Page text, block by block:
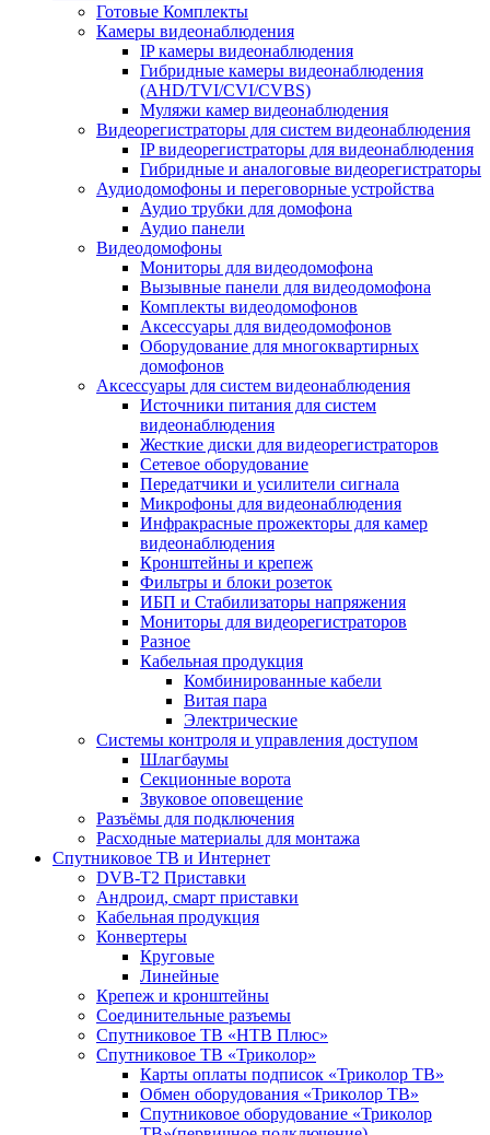
Готовые Комплекты
Камеры видеонаблюдения
IP камеры видеонаблюдения
Гибридные камеры видеонаблюдения
(AHD/TVI/CVI/CVBS)
Муляжи камер видеонаблюдения
Видеорегистраторы для систем видеонаблюдения
IP видеорегистраторы для видеонаблюдения
Гибридные и аналоговые видеорегистраторы
Аудиодомофоны и переговорные устройства
Аудио трубки для домофона
Аудио панели
Видеодомофоны
Мониторы для видеодомофона
Вызывные панели для видеодомофона
Комплекты видеодомофонов
Аксессуары для видеодомофонов
Оборудование для многоквартирных
домофонов
Аксессуары для систем видеонаблюдения
Источники питания для систем
видеонаблюдения
Жесткие диски для видеорегистраторов
Сетевое оборудование
Передатчики и усилители сигнала
Микрофоны для видеонаблюдения
Инфракрасные прожекторы для камер
видеонаблюдения
Кронштейны и крепеж
Фильтры и блоки розеток
ИБП и Стабилизаторы напряжения
Мониторы для видеорегистраторов
Разное
Кабельная продукция
Комбинированные кабели
Витая пара
Электрические
Системы контроля и управления доступом
Шлагбаумы
Секционные ворота
Звуковое оповещение
Разъёмы для подключения
Расходные материалы для монтажа
Спутниковое ТВ и Интернет
DVB-Т2 Приставки
Андроид, смарт приставки
Кабельная продукция
Конвертеры
Круговые
Линейные
Крепеж и кронштейны
Соединительные разъемы
Спутниковое ТВ «НТВ Плюс»
Спутниковое ТВ «Триколор»
Карты оплаты подписок «Триколор ТВ»
Обмен оборудования «Триколор ТВ»
Спутниковое оборудование «Триколор